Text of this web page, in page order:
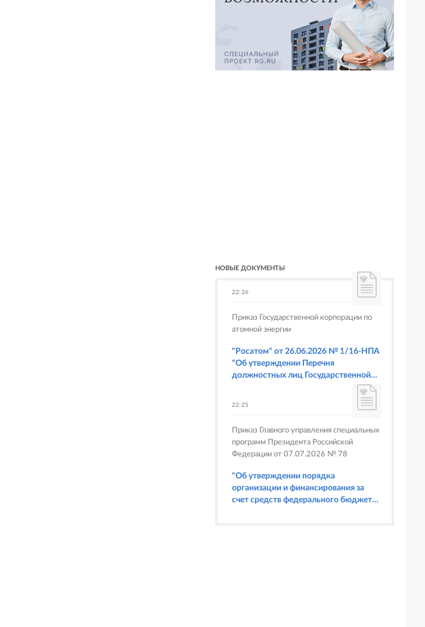
НОВЫЕ ДОКУМЕНТЫ
22:26
Приказ Государственной корпорации по
атомной энергии
"Росатом" от 26.06.2026 № 1/16-НПА
"Об утверждении Перечня
должностных лиц Государственной
корпорации по атомной энергии
предусмотренных статьями 6.3, 8.1,
9.4, 9.5 и 9.5.1, частью 3 статьи 9.16,
статьей 14.44, частью 1 статьи 19.4,
статьей 19.4.1, частями 6 и 15 статьи
19.5, статьями 19.6 и 19.7, частью 1
статьи 19.26, статьей 19.33, частями 1,
2, 2.1, 6 и 6.1 статьи 20.4 Кодекса
22:25
Приказ Главного управления специальных
программ Президента Российской
Федерации от 07.07.2026 № 78
"Об утверждении порядка
организации и финансирования за
счет средств федерального бюджета